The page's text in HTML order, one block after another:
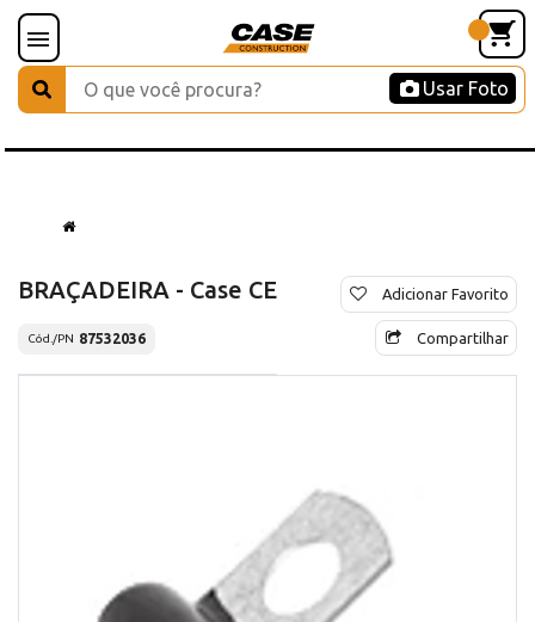
Usar Foto
BRAÇADEIRA - Case CE
Cód./PN 87532036
Adicionar Favorito
Compartilhar